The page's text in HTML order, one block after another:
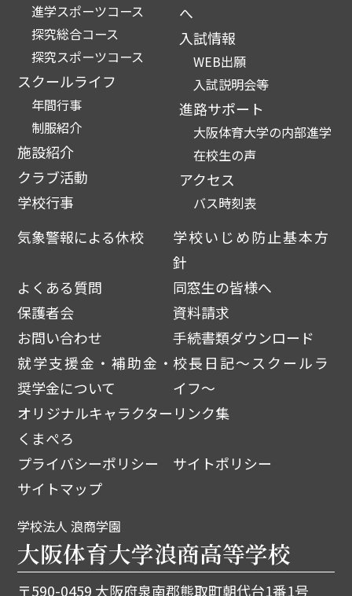
進学スポーツコース
探究総合コース
探究スポーツコース
スクールライフ
年間行事
制服紹介
施設紹介
クラブ活動
学校行事
へ
入試情報
WEB出願
入試説明会等
進路サポート
大阪体育大学の内部進学
在校生の声
アクセス
バス時刻表
気象警報による休校
学校いじめ防止基本方
針
よくある質問
同窓生の皆様へ
保護者会
資料請求
お問い合わせ
手続書類ダウンロード
就学支援金・補助金・
奨学金について
校長日記～スクールラ
イフ～
オリジナルキャラクター
くまぺろ
リンク集
プライバシーポリシー
サイトポリシー
サイトマップ
学校法人 浪商学園
大阪体育大学浪商高等学校
〒590-0459 大阪府泉南郡熊取町朝代台1番1号